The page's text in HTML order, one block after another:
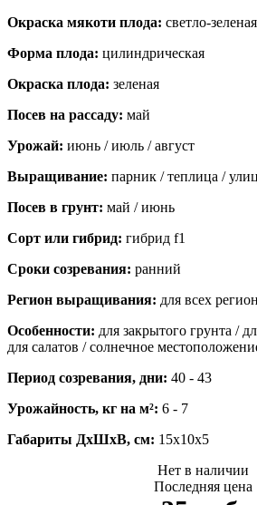
Окраска мякоти плода: светло-зеленая
Форма плода: цилиндрическая
Окраска плода: зеленая
Посев на рассаду: май
Урожай: июнь / июль / август
Выращивание: парник / теплица /
Посев в грунт: май / июнь
Сорт или гибрид: гибрид f1
Сроки созревания: ранний
Регион выращивания: для всех
Особенности: для закрытого грунта /
для салатов / солнечное
Период созревания, дни: 40 - 43
Урожайность, кг на м²: 6 - 7
Габариты ДхШхВ, см: 15x10x5
Нет в наличии
Последняя цена